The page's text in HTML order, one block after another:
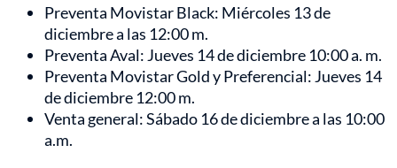
Preventa Movistar Black: Miércoles 13 de
diciembre a las 12:00 m.
Preventa Aval: Jueves 14 de diciembre 10:00 a. m.
Preventa Movistar Gold y Preferencial: Jueves 14
de diciembre 12:00 m.
Venta general: Sábado 16 de diciembre a las 10:00
a.m.